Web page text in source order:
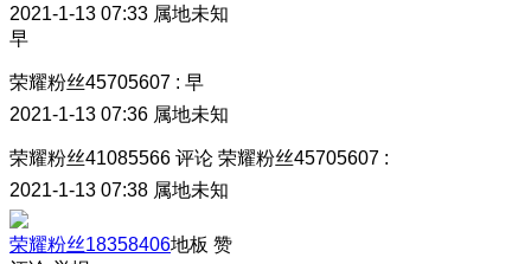
2021-1-13 07:33 属地未知
早
荣耀粉丝45705607 : 早
2021-1-13 07:36 属地未知
荣耀粉丝41085566 评论 荣耀粉丝45705607 :
2021-1-13 07:38 属地未知
荣耀粉丝18358406地板 赞